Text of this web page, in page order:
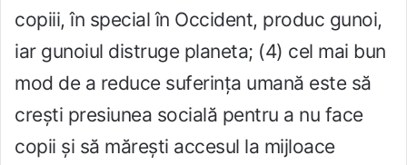
copiii, în special în Occident, produc gunoi,
iar gunoiul distruge planeta; (4) cel mai bun
mod de a reduce suferința umană este să
crești presiunea socială pentru a nu face
copii și să mărești accesul la mijloace